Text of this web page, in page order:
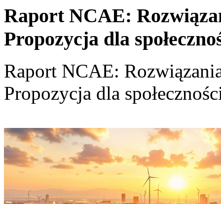
Raport NCAE:
Propozycja dla
Raport NCAE:
Propozycja dla